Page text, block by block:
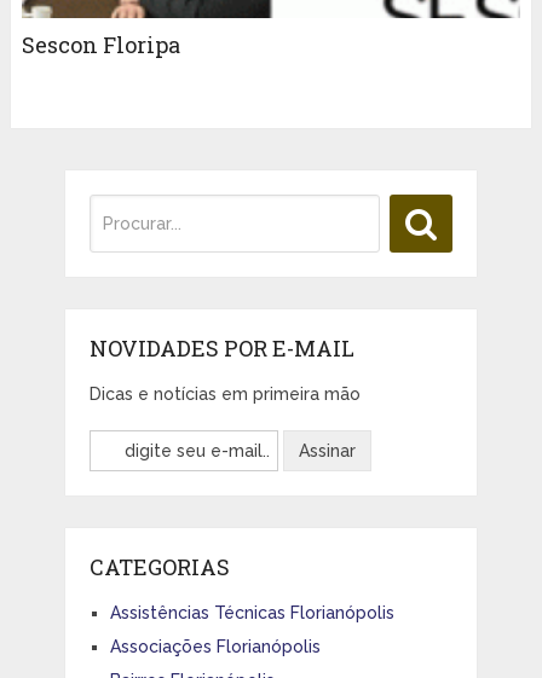
Sescon Floripa
NOVIDADES POR E-MAIL
Dicas e notícias em primeira mão
CATEGORIAS
Assistências Técnicas Florianópolis
Associações Florianópolis